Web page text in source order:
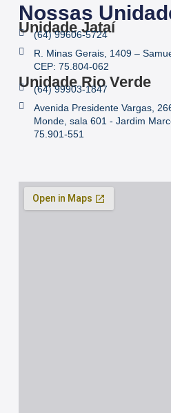
Nossas
Unidade Jataí
(64) 99606-5724
R. Minas Gerais, 1409 –
CEP: 75.804-062
Unidade Rio Verde
(64) 99903-1847
Avenida Presidente Vargas,
Monde, sala 601 - Jardim
75.901-551